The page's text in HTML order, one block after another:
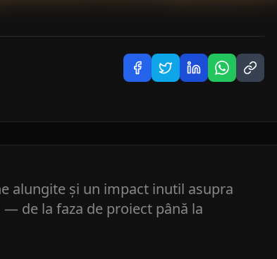
alungite și un impact inutil asupra
de la faza de proiect până la